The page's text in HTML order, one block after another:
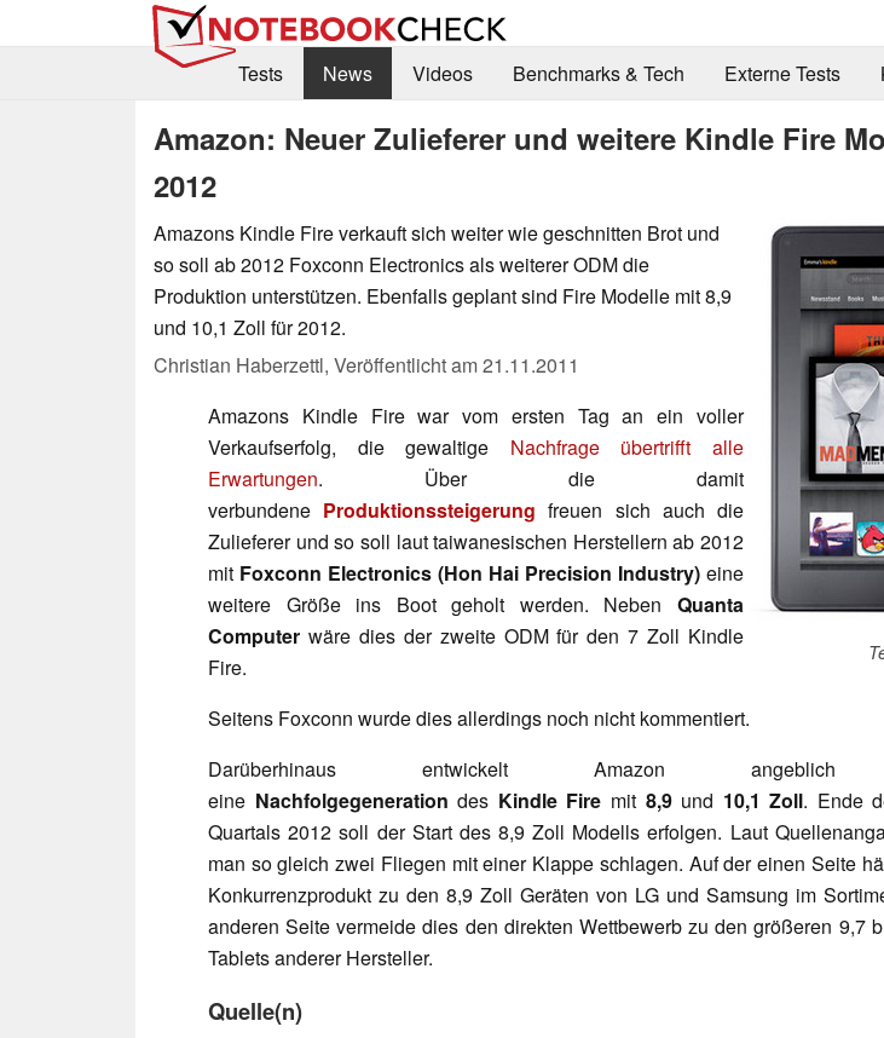
Tests
News Videos Benchmarks & Tech Externe Tests
Amazon: Neuer Zulieferer und weitere Kindle Fire
2012
Amazons Kindle Fire verkauft sich weiter wie geschnitten Brot und
so soll ab 2012 Foxconn Electronics als weiterer ODM die
Produktion unterstützen. Ebenfalls geplant sind Fire Modelle mit 8,9
und 10,1 Zoll für 2012.
Christian Haberzettl, Veröffentlicht am21.11.2011
Amazons Kindle Fire war vom ersten Tag an ein voller
Verkaufserfolg, die gewaltige Nachfrage übertrifft alle
Erwartungen. Über die damit
verbundene Produktionssteigerung freuen sich auch die
Zulieferer und so soll laut taiwanesischen Herstellern ab 2012
mit Foxconn Electronics (Hon Hai Precision Industry) eine
weitere Größe ins Boot geholt werden. Neben Quanta
Computer wäre dies der zweite ODM für den 7 Zoll Kindle
Fire.
Seitens Foxconn wurde dies allerdings noch nicht kommentiert.
Darüberhinaus entwickelt Amazon angeblich
eine Nachfolgegeneration des Kindle Fire mit 8,9und 10,1 Zoll. Ende
Quartals 2012 soll der Start des 8,9 Zoll Modells erfolgen. Laut
man so gleich zwei Fliegen mit einer Klappe schlagen. Auf der einen Seite
Konkurrenzprodukt zu den 8,9 Zoll Geräten von LG und Samsung im
anderen Seite vermeide dies den direkten Wettbewerb zu den größeren 9,7
Tablets anderer Hersteller.
Quelle(n)